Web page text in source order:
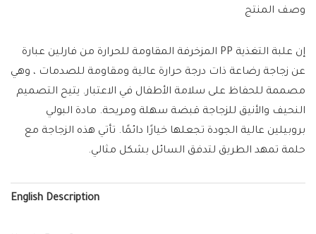
وصف المنتج
إن علبة التغذية PP المزخرفة المقاومة للحرارة من فارلين عبارة
عن زجاجة رضاعة ذات درجة حرارة عالية ومقاومة للصدمات ، وهي
مصممة للحفاظ على سلامة الأطفال في الاعتبار. يتيح التصميم
النحيف والأنيق للزجاجة قبضة سهلة ومريحة. مادة البولي
بروبيلين عالية الجودة تجعلها خيارًا دائمًا. تأتي هذه الزجاجة مع
حلمة تمهد الطريق لتدفق السائل بشكل مثالي.
English Description